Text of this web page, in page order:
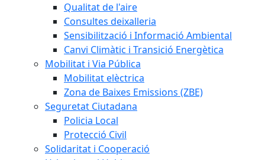
Qualitat de l'aire
Consultes deixalleria
Sensibilització i Informació Ambiental
Canvi Climàtic i Transició Energètica
Mobilitat i Via Pública
Mobilitat elèctrica
Zona de Baixes Emissions (ZBE)
Seguretat Ciutadana
Policia Local
Protecció Civil
Solidaritat i Cooperació